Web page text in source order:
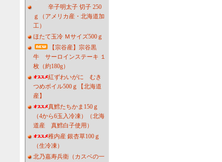
辛子明太子 切子 250
ｇ（アメリカ産・北海道加
工）
ほたて玉冷 Ｍサイズ500ｇ
【宗谷産】宗谷黒
牛 サーロインステーキ １
枚（約180g）
紅ずわいがに むき
つめボイル500ｇ【北海道
産】
真鱈たちかま150ｇ
（4から6玉入冷凍）（北海
道産 真鱈白子使用）
稚内産 銀杏草100ｇ
（生冷凍）
北乃嘉寿兵衛（カスベの一